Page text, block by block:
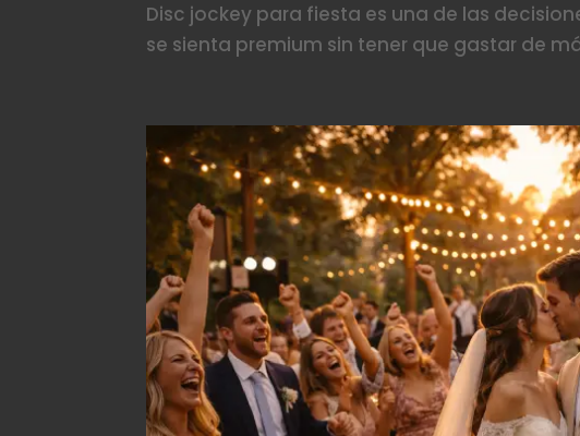
Disc jockey para fiesta es una de las
se sienta premium sin tener que gastar de